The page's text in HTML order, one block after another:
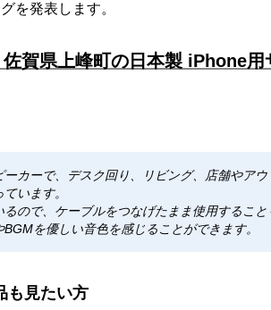
を発表します。
佐賀県上峰町の日本製 iPhone
ーカーで、デスク回り、リビング、店舗やア
います。
ので、ケーブルをつなげたまま使用すること
を優しい音色を感じることができます。
も見たい方